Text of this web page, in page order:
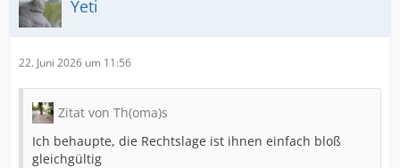
Yeti
22. Juni 2026 um 11:56
Zitat von Th(oma)s
Ich behaupte, die Rechtslage ist ihnen einfach bloß
gleichgültig